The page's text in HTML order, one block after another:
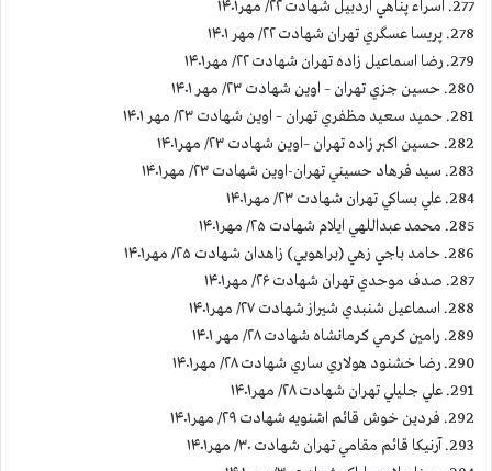
277. اسراء پناهي اردبيل شهادت ۲۲/ مهر۱۴۰۱
278. پريسا عسگري تهران شهادت ۲۲/ مهر ۱۴۰۱
279. رضا اسماعيل زاده تهران شهادت ۲۲/ مهر۱۴۰۱
280. حسین جزي تهران – اوين شهادت ۲۳/ مهر ۱۴۰۱
281. حميد سعيد مظفري تهران – اوين شهادت ۲۳/ مهر ۱۴۰۱
282. حسین اکبر زاده تهران –اوين شهادت ۲۳/ مهر۱۴۰۱
283. سيد فرهاد حسيني تهران-اوين شهادت ۲۳/ مهر۱۴۰۱
284. علي بساكي تهران شهادت ۲۳/ مهر۱۴۰۱
285. محمد عبداللهي ايلام شهادت ۲۵/ مهر۱۴۰۱
286. حامد باجي زهي (براهويي) زاهدان شهادت ۲۵/ مهر۱۴۰۱
287. صدف موحدي تهران شهادت ۲۶/ مهر۱۴۰۱
288. اسماعيل شنبدي شيراز شهادت ۲۷/ مهر۱۴۰۱
289. رامين كرمي كرمانشاه شهادت ۲۸/ مهر ۱۴۰۱
290. رضا خشنود هولاري ساري شهادت ۲۸/ مهر۱۴۰۱
291. علي جليلي تهران شهادت ۲۸/ مهر۱۴۰۱
292. فردين خوش قائم اشنويه شهادت ۲۹/ مهر۱۴۰۱
293. آرنيكا قائم مقامي تهران شهادت ۳۰/ مهر۱۴۰۱